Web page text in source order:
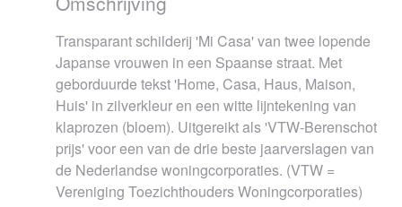
Transparant schilderij 'Mi Casa' van twee lopende
Japanse vrouwen in een Spaanse straat. Met
geborduurde tekst 'Home, Casa, Haus, Maison,
Huis' in zilverkleur en een witte lijntekening van
klaprozen (bloem). Uitgereikt als 'VTW-Berenschot
prijs' voor een van de drie beste jaarverslagen van
de Nederlandse woningcorporaties. (VTW =
Vereniging Toezichthouders Woningcorporaties)